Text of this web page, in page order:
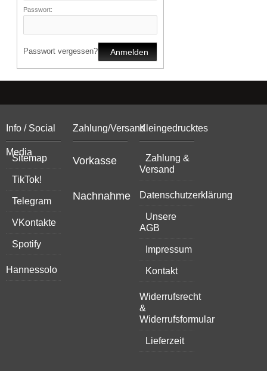
Passwort:
Passwort vergessen? Anmelden
Info / Social
Media
Sitemap
TikTok!
Telegram
VKontakte
Spotify
Hannessolo
Zahlung/Versand
Vorkasse
Nachnahme
Kleingedrucktes
Zahlung &
Versand
Datenschutzerklärung
Unsere
AGB
Impressum
Kontakt
Widerrufsrecht
&
Widerrufsformular
Lieferzeit